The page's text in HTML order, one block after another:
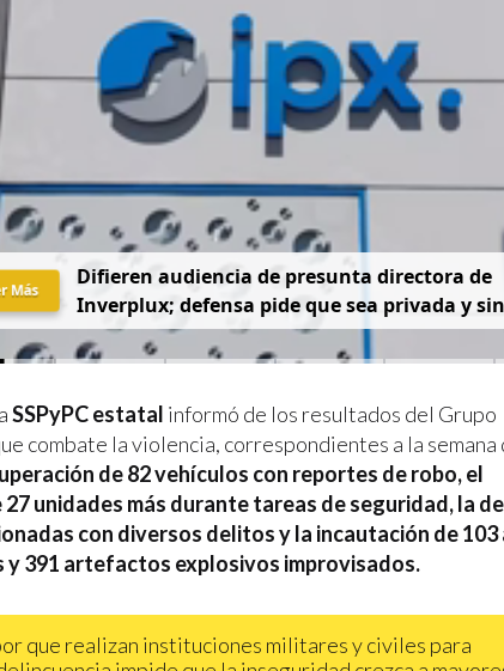
Difieren audiencia de presunta directora de
Inverplux; defensa pidequesea privada ysin
Más
SSPyPC estatal informó de los resultados del Grupo
combate la violencia, correspondientes a la semana
de 82 vehículos con reportes de robo, el
unidades más durante tareas de seguridad, la
con diversos delitos y la incautación de 103
y 391 artefactos explosivos improvisados.
que realizan instituciones militares y civiles para